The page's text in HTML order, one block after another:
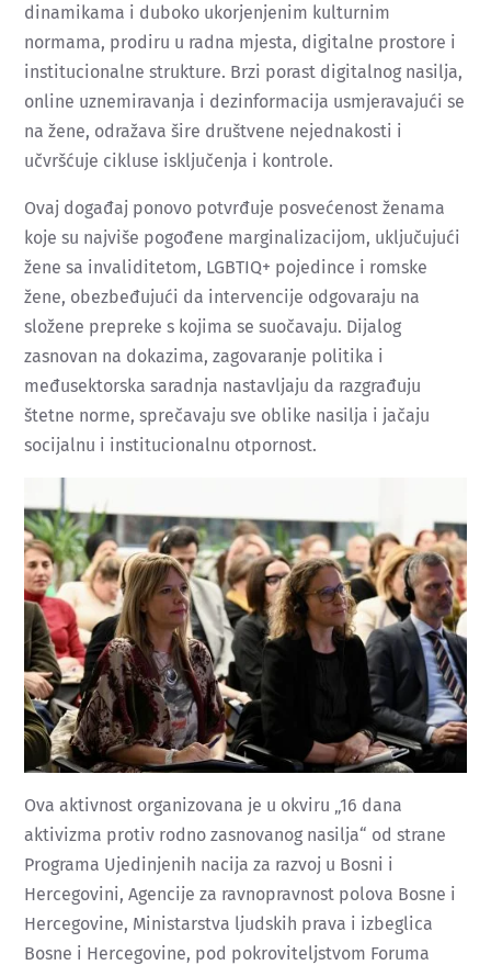
dinamikama i duboko ukorjenjenim kulturnim
normama, prodiru u radna mjesta, digitalne prostore i
institucionalne strukture. Brzi porast digitalnog nasilja,
online uznemiravanja i dezinformacija usmjeravajući se
na žene, odražava šire društvene nejednakosti i
učvršćuje cikluse isključenja i kontrole.
Ovaj događaj ponovo potvrđuje posvećenost ženama
koje su najviše pogođene marginalizacijom, uključujući
žene sa invaliditetom, LGBTIQ+ pojedince i romske
žene, obezbeđujući da intervencije odgovaraju na
složene prepreke s kojima se suočavaju. Dijalog
zasnovan na dokazima, zagovaranje politika i
međusektorska saradnja nastavljaju da razgrađuju
štetne norme, sprečavaju sve oblike nasilja i jačaju
socijalnu i institucionalnu otpornost.
Ova aktivnost organizovana je u okviru „16 dana
aktivizma protiv rodno zasnovanog nasilja“ od strane
Programa Ujedinjenih nacija za razvoj u Bosni i
Hercegovini, Agencije za ravnopravnost polova Bosne i
Hercegovine, Ministarstva ljudskih prava i izbeglica
Bosne i Hercegovine, pod pokroviteljstvom Foruma